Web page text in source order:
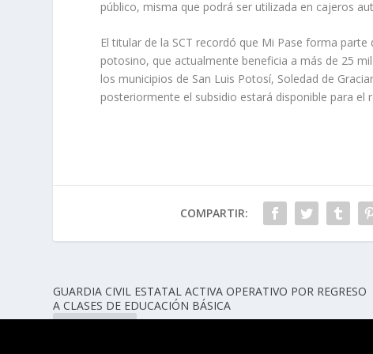
público, misma que podrá ser utilizada en cajeros
El titular de la SCT recordó que Mi Pase forma
potosino, que actualmente beneficia a más de 25
los municipios de San Luis Potosí, Soledad de
posteriormente el subsidio estará disponible para el
COMPARTIR:
GUARDIA CIVIL ESTATAL ACTIVA OPERATIVO POR REGRESO
A CLASES DE EDUCACIÓN BÁSICA